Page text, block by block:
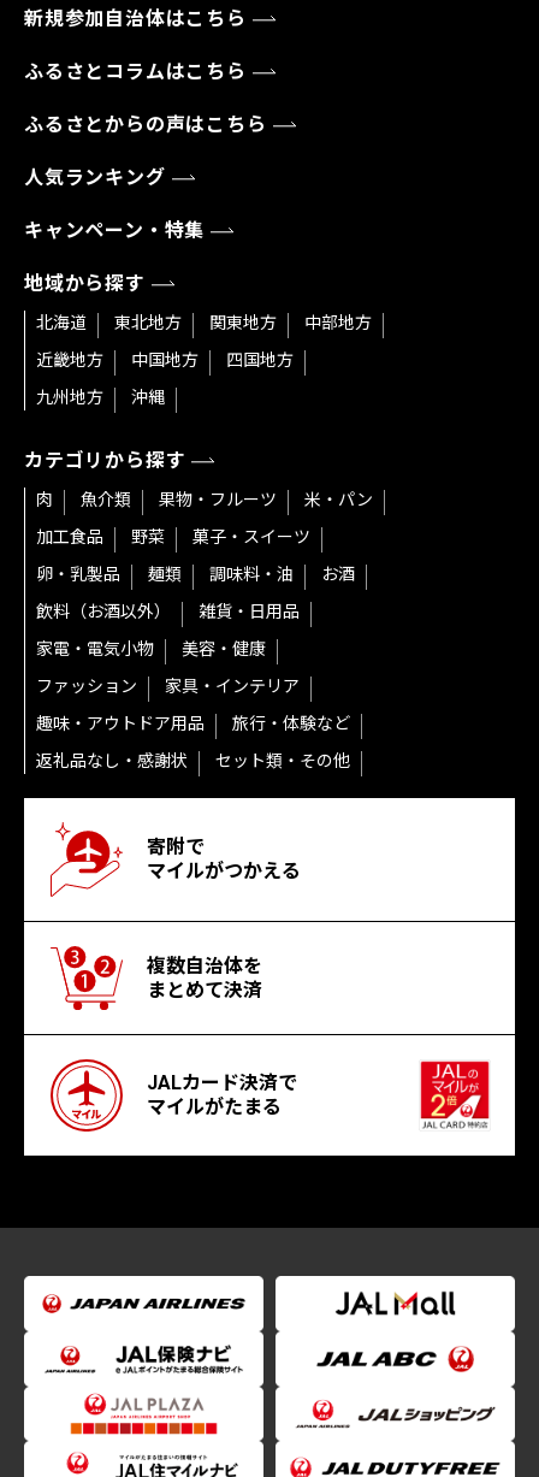
新規参加自治体はこちら
ふるさとコラムはこちら
ふるさとからの声はこちら
人気ランキング
キャンペーン・特集
地域から探す
北海道 東北地方 関東地方
中部地方
近畿地方
中国地方
四国地方
九州地方
沖縄
カテゴリから探す
肉 魚介類 果物・フルーツ
米・パン
加工食品
野菜
菓子・スイーツ
卵・乳製品
麺類 調味料・油
お酒
飲料（お酒以外）
雑貨・日用品
家電・電気小物
美容・健康
ファッション
家具・インテリア
趣味・アウトドア用品
旅行・体験など
返礼品なし・感謝状
セット類・その他
寄附で
マイルがつかえる
複数自治体を
まとめて決済
JALカード決済で
マイルがたまる